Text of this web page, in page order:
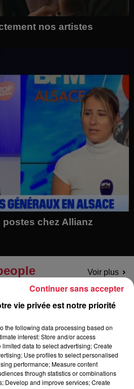
nos artistes
postes chez Allianz
Voir plus
vie privée est notre priorité
the following data processing based on
interest: Store and/or access
data to select advertising; Create
Use profiles to select personalised
performance; Measure content
through statistics or combinations
Develop and improve services; Create
Continuer sans accepter